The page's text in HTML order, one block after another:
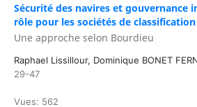
Sécurité des navires et gouvernance
rôle pour les sociétés de classification
Une approche selon Bourdieu
Raphael Lissillour, Dominique BONET
29-47
Vues: 562